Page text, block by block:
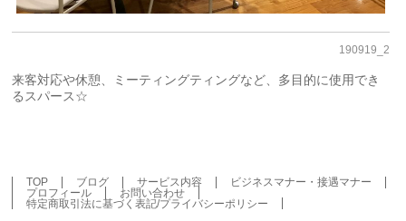
190919_2
来客対応や休憩、ミーティングティングなど、多目的に使用でき
るスパース☆
TOP ブログ サービス内容
ビジネスマナー・接遇マナー
プロフィール
お問い合わせ
特定商取引法に基づく表記/プライバシーポリシー